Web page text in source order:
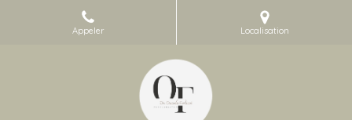
Appeler Localisation